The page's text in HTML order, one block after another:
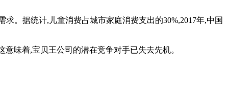
求。据统计,儿童消费占城市家庭消费支出的30%,2017年,中国
味着,宝贝王公司的潜在竞争对手已失去先机。